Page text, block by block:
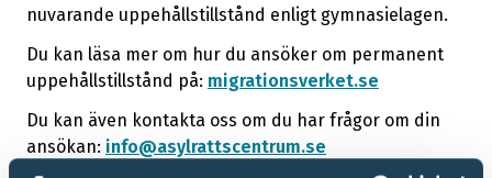
nuvarande uppehållstillstånd enligt gymnasielagen.
Du kan läsa mer om hur du ansöker om permanent
uppehållstillstånd på: migrationsverket.se
Du kan även kontakta oss om du har frågor om din
ansökan: info@asylrattscentrum.se